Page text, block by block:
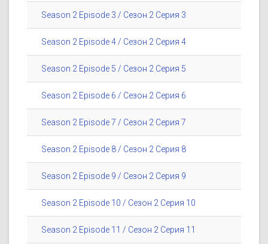
Season 2 Episode 3 / Сезон 2 Серия 3
Season 2 Episode 4 / Сезон 2 Серия 4
Season 2 Episode 5 / Сезон 2 Серия 5
Season 2 Episode 6 / Сезон 2 Серия 6
Season 2 Episode 7 / Сезон 2 Серия 7
Season 2 Episode 8 / Сезон 2 Серия 8
Season 2 Episode 9 / Сезон 2 Серия 9
Season 2 Episode 10 / Сезон 2 Серия 10
Season 2 Episode 11 / Сезон 2 Серия 11